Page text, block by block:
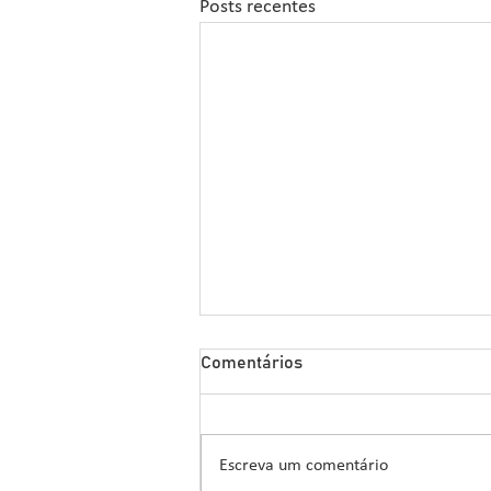
Posts recentes
Sipcam Nichino Lança
defensivos agrícolas, introduziu um
Comentários
Escreva um comentário